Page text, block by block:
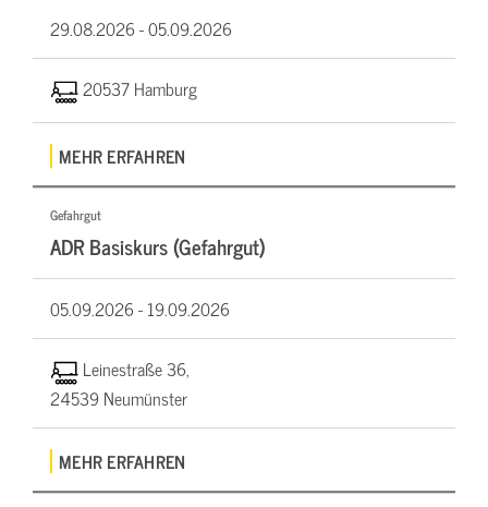
29.08.2026 -05.09.2026
20537 Hamburg
MEHR ERFAHREN
Gefahrgut
ADR Basiskurs (Gefahrgut)
05.09.2026 -19.09.2026
Leinestraße 36,
24539 Neumünster
MEHR ERFAHREN